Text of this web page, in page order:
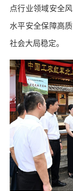
点行业领域安全
水平安全保障高
社会大局稳定。